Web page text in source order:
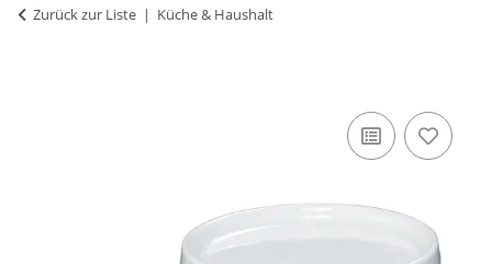
Zurück zur Liste Küche & Haushalt